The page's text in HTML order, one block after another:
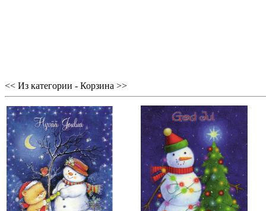
<< Из категории - Корзина >>